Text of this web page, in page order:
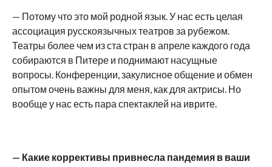
— Потому что это мой родной язык. У нас есть целая
ассоциация русскоязычных театров за рубежом.
Театры более чем из ста стран в апреле каждого года
собираются в Питере и поднимают насущные
вопросы. Конференции, закулисное общение и обмен
опытом очень важны для меня, как для актрисы. Но
вообще у нас есть пара спектаклей на иврите.
— Какие коррективы привнесла пандемия в ваши